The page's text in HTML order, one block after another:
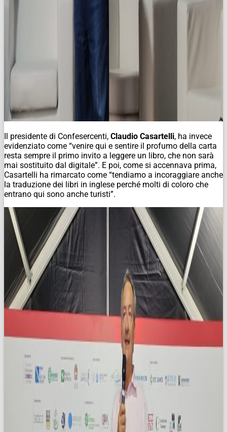
Il presidente di Confesercenti, Claudio Casartelli, ha invece
evidenziato come “venire qui e sentire il profumo della carta
resta sempre il primo invito a leggere un libro, che non sarà
mai sostituito dal digitale”. E poi, come si accennava prima,
Casartelli ha rimarcato come “tendiamo a incoraggiare anche
la traduzione dei libri in inglese perché molti di coloro che
entrano qui sono anche turisti”.